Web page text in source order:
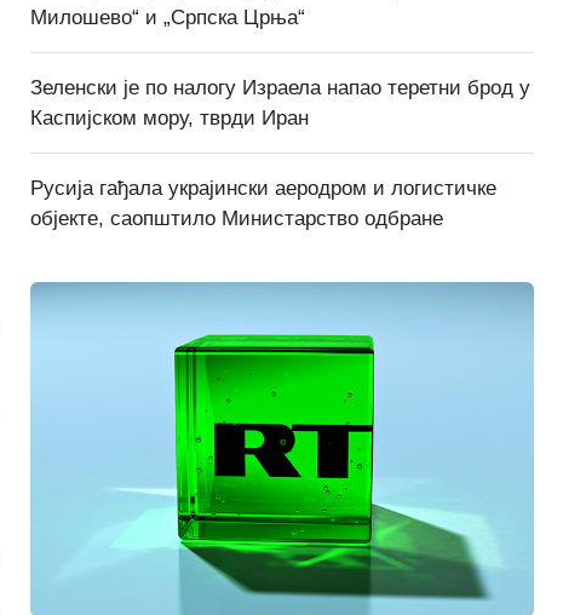
Милошево“ и „Српска Црња“
Зеленски је по налогу Израела напао теретни брод у
Каспијском мору, тврди Иран
Русија гађала украјински аеродром и логистичке
објекте, саопштило Министарство одбране